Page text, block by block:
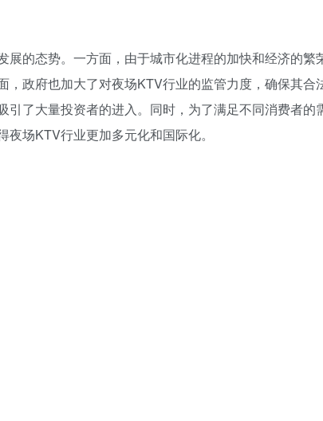
的态势。一方面，由于城市化进程的加快和经济的繁
，政府也加大了对夜场KTV行业的监管力度，确保其合
了大量投资者的进入。同时，为了满足不同消费者的
场KTV行业更加多元化和国际化。